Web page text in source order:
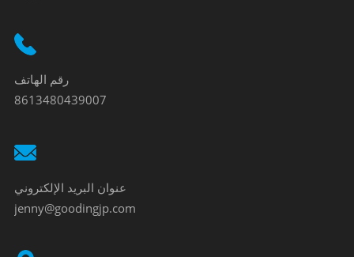
رقم الهاتف
8613480439007
عنوان البريد الإلكتروني
jenny@goodingjp.com